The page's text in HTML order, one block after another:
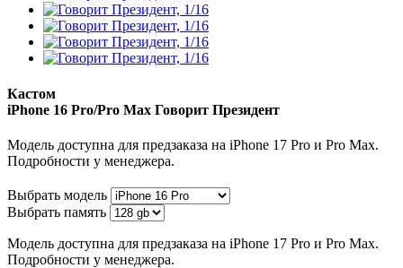
Кастом
iPhone 16 Pro/Pro Max Говорит Президент
Модель доступна для предзаказа на iPhone 17 Pro и Pro Max.
Подробности у менеджера.
Выбрать модель
Выбрать память
Модель доступна для предзаказа на iPhone 17 Pro и Pro Max.
Подробности у менеджера.